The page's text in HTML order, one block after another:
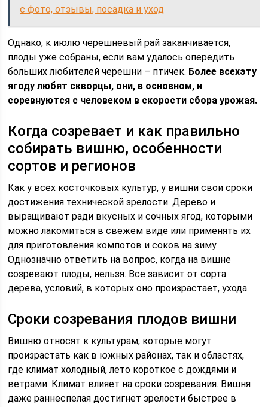
с фото, отзывы, посадка и уход
Однако, к июлю черешневый рай заканчивается,
плоды уже собраны, если вам удалось опередить
больших любителей черешни – птичек. Более всехэту
ягоду любят скворцы, они, в основном, и
соревнуются с человеком в скорости сбора урожая.
Когда созревает и как правильно
собирать вишню, особенности
сортов и регионов
Как у всех косточковых культур, у вишни свои сроки
достижения технической зрелости. Дерево и
выращивают ради вкусных и сочных ягод, которыми
можно лакомиться в свежем виде или применять их
для приготовления компотов и соков на зиму.
Однозначно ответить на вопрос, когда на вишне
созревают плоды, нельзя. Все зависит от сорта
дерева, условий, в которых оно произрастает, ухода.
Сроки созревания плодов вишни
Вишню относят к культурам, которые могут
произрастать как в южных районах, так и областях,
где климат холодный, лето короткое с дождями и
ветрами. Климат влияет на сроки созревания. Вишня
даже раннеспелая достигнет зрелости быстрее в